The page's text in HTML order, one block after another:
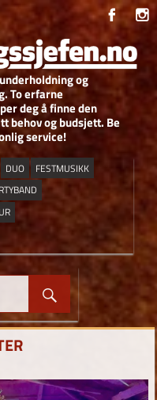
og
To erfarne
deg å finne den
behov og budsjett. Be
service!
DUO
FESTMUSIKK
Musikalske